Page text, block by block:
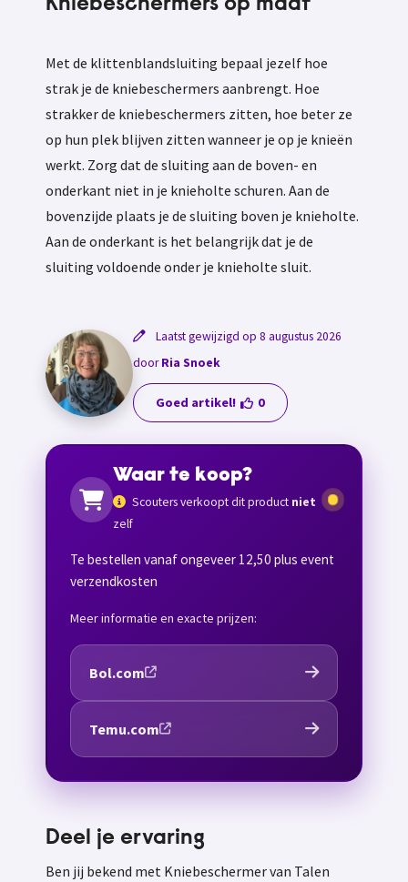
Kniebeschermers op maat
Met de klittenblandsluiting bepaal jezelf hoe
strak je de kniebeschermers aanbrengt. Hoe
strakker de kniebeschermers zitten, hoe beter ze
op hun plek blijven zitten wanneer je op je knieën
werkt. Zorg dat de sluiting aan de boven- en
onderkant niet in je knieholte schuren. Aan de
bovenzijde plaats je de sluiting boven je knieholte.
Aan de onderkant is het belangrijk dat je de
sluiting voldoende onder je knieholte sluit.
Laatst gewijzigd op 8 augustus 2026
doorRia Snoek
Goed artikel! 0
Waar te koop?
Scouters verkoopt dit product niet
zelf
Te bestellen vanaf ongeveer 12,50 plus event
verzendkosten
Meer informatie en exacte prijzen:
Bol.com
Temu.com
Deel je ervaring
Ben jij bekend met Kniebeschermer van Talen